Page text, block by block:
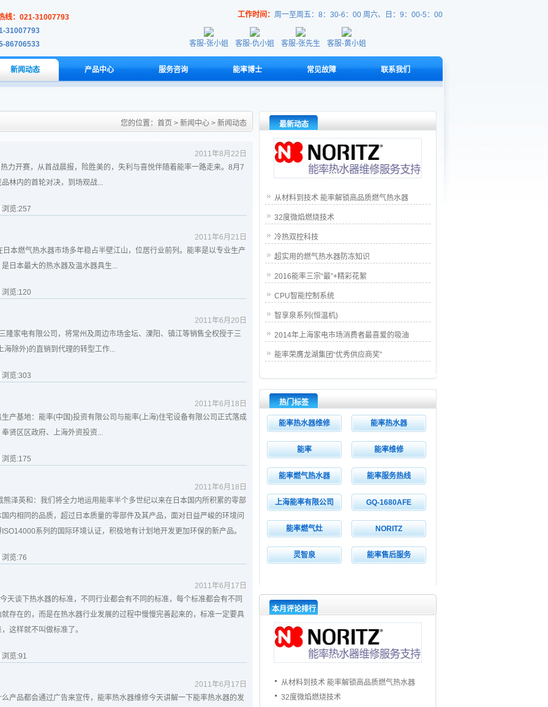
线：021-31007793
31007793
86706533
工作时间： 周一至周五：8：30-6：00 周六、日：9：00-5：00
客服-张小姐 客服-仇小姐 客服-张先生 客服-黄小姐
新闻动态 产品中心 服务咨询 能率博士 常见故障 联系我们
您的位置： 首页 > 新闻中心 > 新闻动态
2011年8月22日
力开赛，从首战晨报，险胜美的，失利与喜悦伴随着能率一路走来。8月7
林内的首轮对决，到场观战...
浏览:257
2011年6月21日
本燃气热水器市场多年稳占半壁江山，位居行业前列。能率是以专业生产
日本最大的热水器及温水器具生...
浏览:120
2011年6月20日
隆家电有限公司，将常州及周边市场金坛、溧阳、镇江等销售全权授于三
海除外)的直销到代理的转型工作...
浏览:303
2011年6月18日
产基地：能率(中国)投资有限公司与能率(上海)住宅设备有限公司正式落成
贤区区政府、上海外资投资...
浏览:175
2011年6月18日
泽英和：我们将全力地运用能率半个多世纪以来在日本国内所积累的零部
内相同的品质，超过日本质量的零部件及其产品，面对日益严峻的环境问
系列的国际环境认证，积极地有计划地开发更加环保的新产品。
浏览:76
2011年6月17日
谈下热水器的标准，不同行业都会有不同的标准，每个标准都会有不同
存在的，而是在热水器行业发展的过程中慢慢完善起来的，标准一定要具
这样就不叫做标准了。
浏览:91
2011年6月17日
产品都会通过广告来宣传，能率热水器维修今天讲解一下能率热水器的发
最新动态
从材料到技术 能率解锁高品质燃气热水器
32度微焰燃烧技术
冷热双控科技
超实用的燃气热水器防冻知识
2016能率三宗“最”+精彩花絮
CPU智能控制系统
智享泉系列(恒温机)
2014年上海家电市场消费者最喜爱的吸油
能率荣膺龙湖集团“优秀供应商奖”
热门标签
能率热水器维修 能率热水器
能率 能率维修
能率燃气热水器 能率服务热线
上海能率有限公司 GQ-1680AFE
能率燃气灶 NORITZ
灵智泉 能率售后服务
本月评论排行
从材料到技术 能率解锁高品质燃气热水器
32度微焰燃烧技术